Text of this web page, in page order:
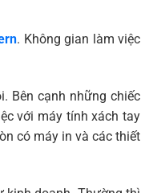
. Không gian làm việc
Bên cạnh những chiếc
với máy tính xách tay
có máy in và các thiết